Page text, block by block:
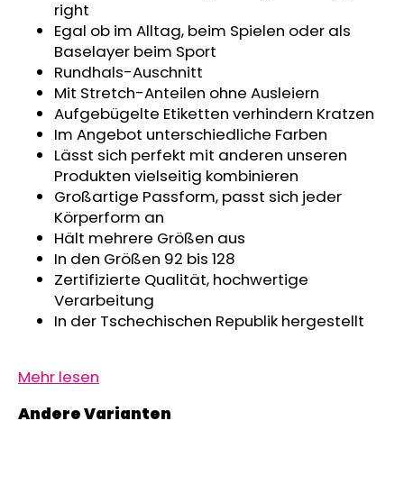
right
Egal ob im Alltag, beim Spielen oder als
Baselayer beim Sport
Rundhals-Auschnitt
Mit Stretch-Anteilen ohne Ausleiern
Aufgebügelte Etiketten verhindern Kratzen
Im Angebot unterschiedliche Farben
Lässt sich perfekt mit anderen unseren
Produkten vielseitig kombinieren
Großartige Passform, passt sich jeder
Körperform an
Hält mehrere Größen aus
In den Größen 92 bis 128
Zertifizierte Qualität, hochwertige
Verarbeitung
In der Tschechischen Republik hergestellt
Mehr lesen